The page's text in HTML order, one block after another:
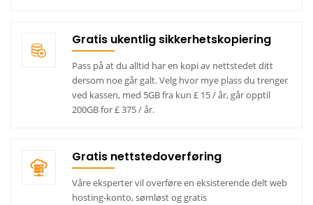
Gratis ukentlig sikkerhetskopiering
Pass på at du alltid har en kopi av nettstedet ditt
dersom noe går galt. Velg hvor mye plass du trenger
ved kassen, med 5GB fra kun £ 15 / år, går opptil
200GB for £ 375 / år.
Gratis nettstedoverføring
Våre eksperter vil overføre en eksisterende delt web
hosting-konto, sømløst og gratis